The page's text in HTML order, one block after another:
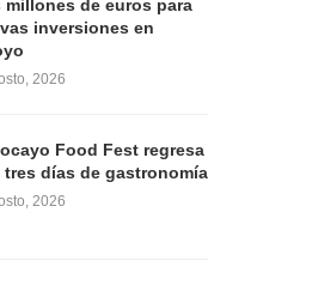
millones de euros para
inversiones en
2026
Food Fest regresa
tres días de gastronomía
2026